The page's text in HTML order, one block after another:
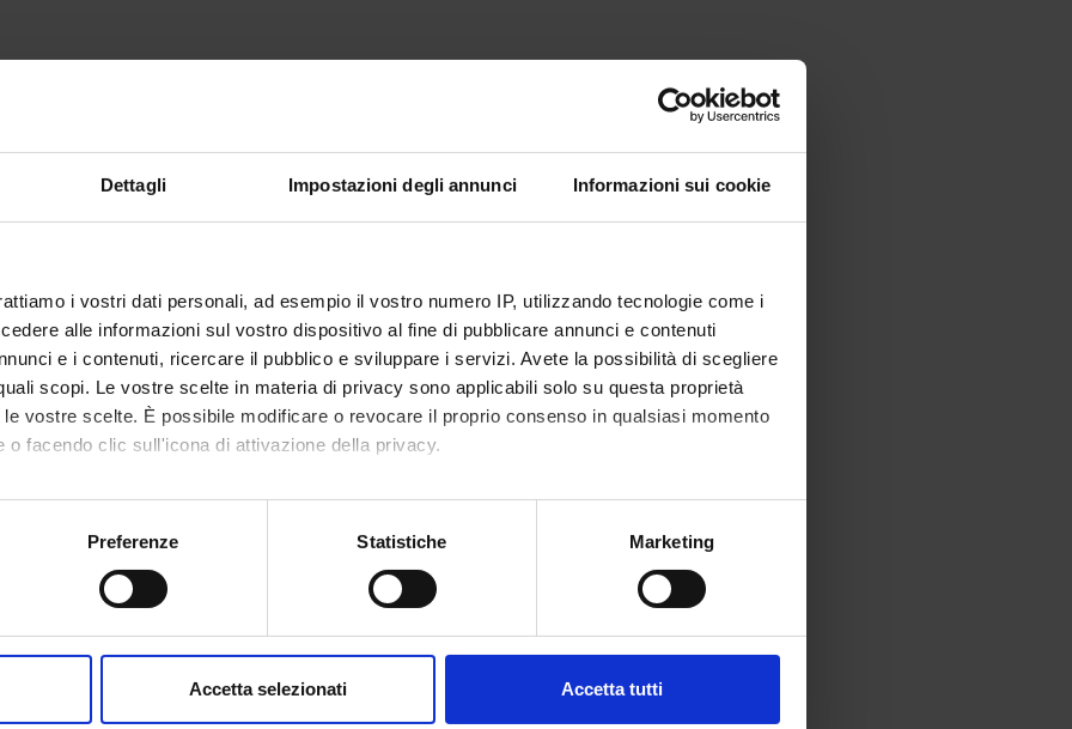
Dettagli Impostazioni degli annunci Informazioni sui cookie
i vostri dati personali, ad esempio il vostro numero IP, utilizzando tecnologie come i
alle informazioni sul vostro dispositivo al fine di pubblicare annunci e contenuti
e i contenuti, ricercare il pubblico e sviluppare i servizi. Avete la possibilità di scegliere
scopi. Le vostre scelte in materia di privacy sono applicabili solo su questa proprietà
vostre scelte. È possibile modificare o revocare il proprio consenso in qualsiasi momento
o facendo clic sull'icona di attivazione della privacy.
anche:
sulla tua posizione geografica, con un'approssimazione di qualche metro,
in qualsiasi momento dalla Dichiarazione sui cookie.
Preferenze Statistiche Marketing
Accetta selezionati Accetta tutti